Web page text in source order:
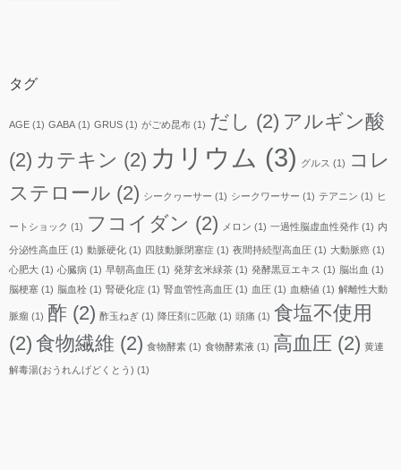
タグ
AGE (1) GABA (1) GRUS (1) がごめ昆布 (1) だし (2) アルギン酸
(2) カテキン (2) カリウム (3) グルス (1)
コレ
ステロール (2) シークヮーサー (1) シークワーサー (1) テアニン (1) ヒ
ートショック (1) フコイダン (2) メロン (1) 一過性脳虚血性発作 (1) 内
分泌性高血圧 (1) 動脈硬化 (1) 四肢動脈閉塞症 (1) 夜間持続型高血圧 (1) 大動脈癌 (1)
心肥大 (1) 心臓病 (1) 早朝高血圧 (1) 発芽玄米緑茶 (1) 発酵黒豆エキス (1) 脳出血 (1)
脳梗塞 (1) 脳血栓 (1) 腎硬化症 (1) 腎血管性高血圧 (1) 血圧 (1) 血糖値 (1) 解離性大動
脈瘤 (1) 酢 (2) 酢玉ねぎ (1) 降圧剤に匹敵 (1) 頭痛 (1) 食塩不使用
(2) 食物繊維 (2) 食物酵素 (1) 食物酵素液 (1) 高血圧 (2) 黄連
解毒湯(おうれんげどくとう) (1)